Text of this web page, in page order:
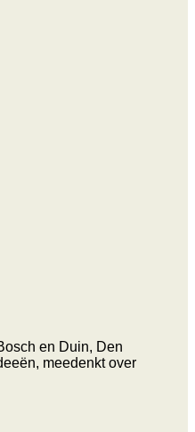
en Duin, Den
meedenkt over